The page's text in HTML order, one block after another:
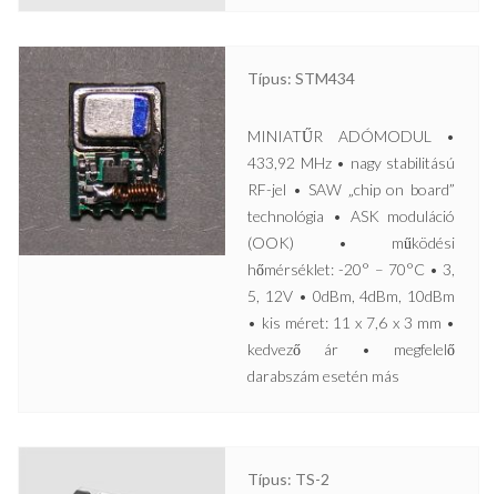
Típus: STM434
MINIATŰR ADÓMODUL •
433,92 MHz • nagy stabilitású
RF-jel • SAW „chip on board”
technológia • ASK moduláció
(OOK) • működési
hőmérséklet: -20° – 70°C • 3,
5, 12V • 0dBm, 4dBm, 10dBm
• kis méret: 11 x 7,6 x 3 mm •
kedvező ár • megfelelő
darabszám esetén más
Típus: TS-2